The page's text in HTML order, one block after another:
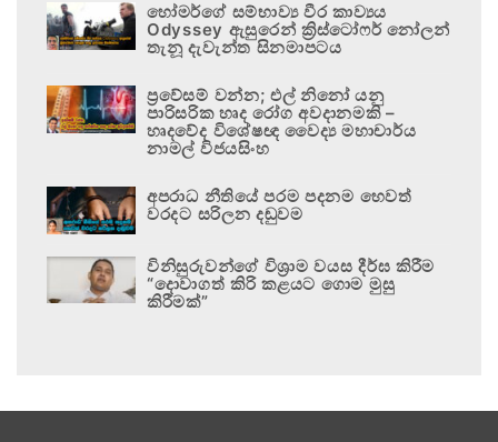
හෝමර්ගේ සම්භාව්‍ය වීර කාව්‍යය
Odyssey ඇසුරෙන් ක්‍රිස්ටෝෆර් නෝලන්
තැනූ දැවැන්ත සිනමාපටය
ප්‍රවේසම් වන්න; එල් නිනෝ යනු
පාරිසරික හෘද රෝග අවදානමකි –
හෘදවේද විශේෂඥ වෛද්‍ය මහාචාර්ය
නාමල් විජයසිංහ
අපරාධ නීතියේ පරම පදනම හෙවත්
වරදට සරිලන දඬුවම
විනිසුරුවන්ගේ විශ්‍රාම වයස දීර්ඝ කිරීම
“දොවාගත් කිරි කළයට ගොම මුසු
කිරීමක්”